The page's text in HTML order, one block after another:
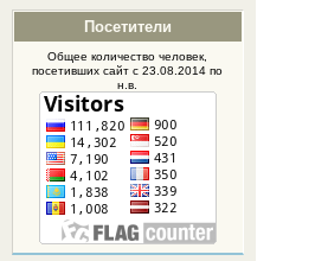
Посетители
Общее количество человек,
посетившихсайтс 23.08.2014 по
н.в.